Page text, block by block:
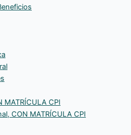
MATRÍCULA CPI
CON MATRÍCULA CPI